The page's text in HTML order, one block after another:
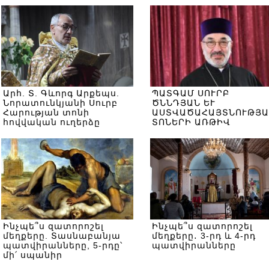
Արհ. Տ. Գևորգ Արքեպս.
Նորատունկյանի Սուրբ
Հարության տոնի
հովվական ուղերձը
ՊԱՏԳԱՄ ՍՈՒՐԲ
ԾՆՆԴՅԱՆ ԵՒ
ՏՈՆԵՐԻ ԱՌԹԻՎ
Ինչպե՞ս զատորոշել
մեղքերը. Տասնաբանյա
պատվիրանները, 5-րդը՝
մի՛ սպանիր
Ինչպե՞ս զատորոշել
մեղքերը․ 3-րդ և 4-րդ
պատվիրանները